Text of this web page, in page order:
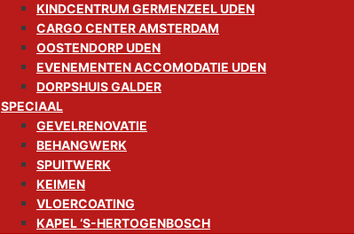
KINDCENTRUM GERMENZEEL UDEN
CARGO CENTER AMSTERDAM
OOSTENDORP UDEN
EVENEMENTEN ACCOMODATIE UDEN
DORPSHUIS GALDER
SPECIAAL
GEVELRENOVATIE
BEHANGWERK
SPUITWERK
KEIMEN
VLOERCOATING
KAPEL ‘S-HERTOGENBOSCH